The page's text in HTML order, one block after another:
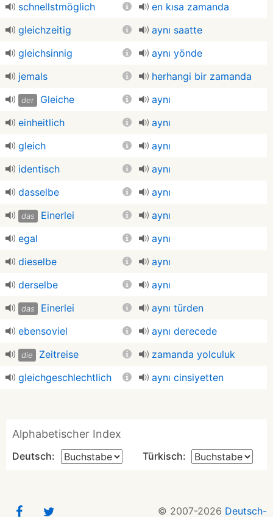
schnellstmöglich
en kısa zamanda
gleichzeitig
aynı saatte
gleichsinnig
aynı yönde
jemals
herhangi bir zamanda
der Gleiche
aynı
einheitlich
aynı
gleich
aynı
identisch
aynı
dasselbe
aynı
das Einerlei
aynı
egal
aynı
dieselbe
aynı
derselbe
aynı
das Einerlei
aynı türden
ebensoviel
aynı derecede
die Zeitreise
zamanda yolculuk
gleichgeschlechtlich
aynı cinsiyetten
Alphabetischer Index
Deutsch: Türkisch:
© 2007-2026 Deutsch-